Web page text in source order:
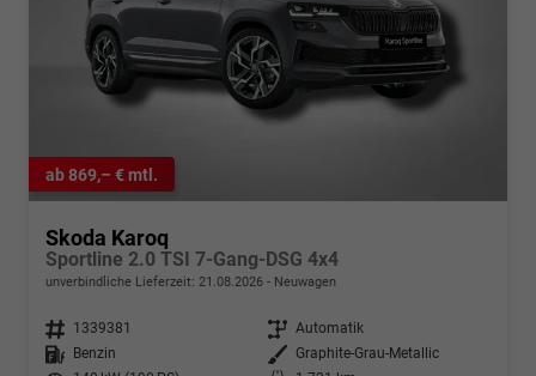
ab 869,– € mtl.
Skoda Karoq
Sportline 2.0 TSI 7-Gang-DSG 4x4
unverbindliche Lieferzeit: 21.08.2026 Neuwagen
Fahrzeugnr. 1339381 Getriebe Automatik
Kraftstoff
Benzin Außenfarbe
Graphite-Grau-Metallic